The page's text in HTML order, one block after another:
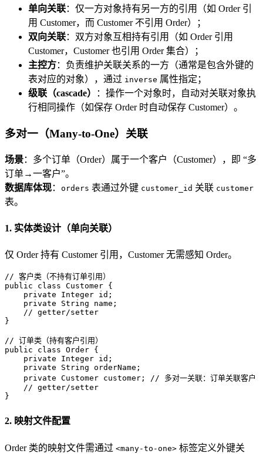
单向关联：仅一方对象持有另一方的引用（如 Order 引
用 Customer，而 Customer 不引用 Order）；
双向关联：双方对象互相持有引用（如 Order 引用
Customer，Customer 也引用 Order 集合）；
主控方：负责维护关联关系的一方（通常是包含外键的
表对应的对象），通过 inverse 属性指定；
级联（cascade）
：操作一个对象时，自动对关联对象执
行相同操作（如保存 Order 时自动保存 Customer）。
多对一（Many-to-One）关联
场景：多个订单（Order）属于一个客户（Customer），即 “多
订单→一客户”。
数据库体现： orders 表通过外键 customer_id 关联 customer
表。
1. 实体类设计（单向关联）
仅 Order 持有 Customer 引用，Customer 无需感知 Order。
// 客户类（不持有订单引用）
public
class Customer {
private Integer id;
private String name;
// getter/setter
}
// 订单类（持有客户引用）
public
class Order {
private Integer id;
private String orderName;
private Customer customer; // 多对一关联：订单关联客户
// getter/setter
}
2. 映射文件配置
Order 类的映射文件需通过 <many-to-one> 标签定义外键关